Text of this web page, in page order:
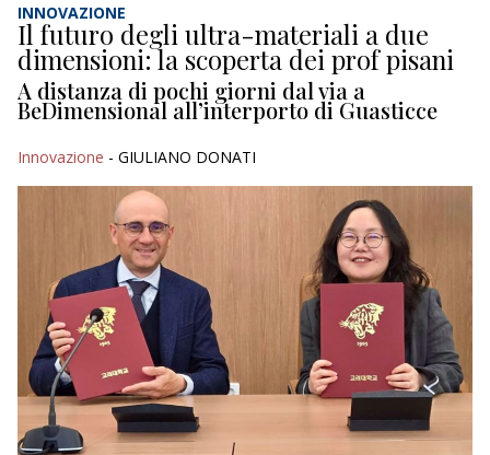
INNOVAZIONE
Il futuro degli ultra-materiali a due
dimensioni: la scoperta dei prof pisani
A distanza di pochi giorni dal via a
BeDimensional all’interporto di Guasticce
Innovazione - GIULIANO DONATI